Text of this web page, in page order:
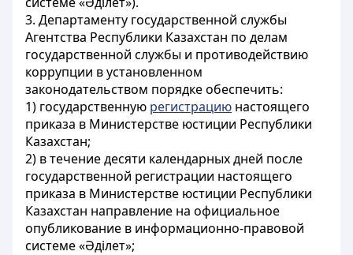
3. Департаменту государственной службы
Агентства Республики Казахстан по делам
государственной службы и противодействию
коррупции в установленном
законодательством порядке обеспечить:
1) государственную регистрацию настоящего
приказа в Министерстве юстиции Республики
Казахстан;
2) в течение десяти календарных дней после
государственной регистрации настоящего
приказа в Министерстве юстиции Республики
Казахстан направление на официальное
опубликование в информационно-правовой
системе «Әділет»;